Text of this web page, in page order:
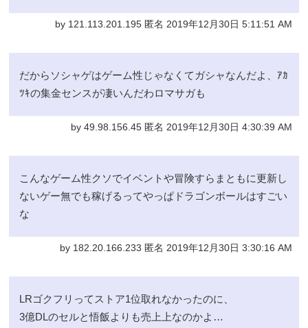
by 121.113.201.195 匿名 2019年12月30日 5:11:51 AM
だからソシャゲはゲーム性じゃなくてガシャなんだよ、ｱｶ
ﾂｷの集金センスが凄いんだわロマサガも
by 49.98.156.45 匿名 2019年12月30日 4:30:39 AM
こんなゲーム性クソでイベントや冒険すらまともに更新し
ないゲー無でも稼げるってやっぱドラゴンボールはすごい
な
by 182.20.166.233 匿名 2019年12月30日 3:30:16 AM
LRゴクフリってストア1位取れなかったのに、
3億DLのセルと悟飯よりも売上上なのかよ…